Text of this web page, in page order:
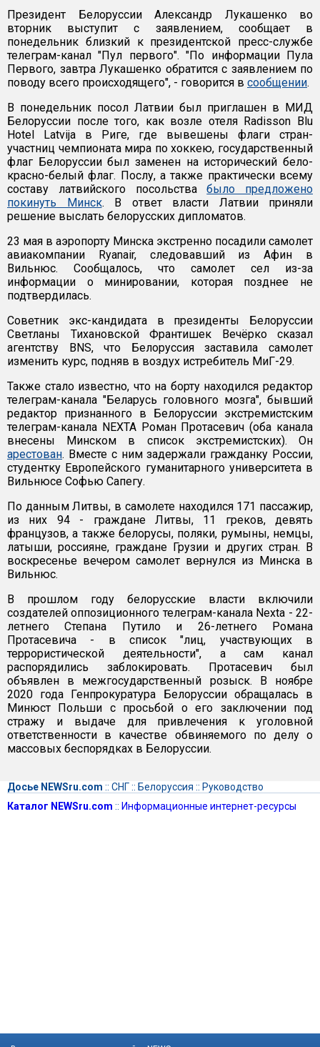
Президент Белоруссии Александр Лукашенко во
вторник выступит с заявлением, сообщает в
понедельник близкий к президентской пресс-службе
телеграм-канал "Пул первого". "По информации Пула
Первого, завтра Лукашенко обратится с заявлением по
поводу всего происходящего", - говорится в сообщении.
В понедельник посол Латвии был приглашен в МИД
Белоруссии после того, как возле отеля Radisson Blu
Hotel Latvija в Риге, где вывешены флаги стран-
участниц чемпионата мира по хоккею, государственный
флаг Белоруссии был заменен на исторический бело-
красно-белый флаг. Послу, а также практически всему
составу латвийского посольствабыло предложено
покинуть Минск. В ответ власти Латвии приняли
решение выслать белорусских дипломатов.
23 мая в аэропорту Минска экстренно посадили самолет
авиакомпании Ryanair, следовавший из Афин в
Вильнюс. Сообщалось, что самолет сел из-за
информации о минировании, которая позднее не
подтвердилась.
Советник экс-кандидата в президенты Белоруссии
Светланы Тихановской Франтишек Вечёрко сказал
агентству BNS, что Белоруссия заставила самолет
изменить курс, подняв в воздух истребитель МиГ-29.
Также стало известно, что на борту находился редактор
телеграм-канала "Беларусь головного мозга", бывший
редактор признанного в Белоруссии экстремистским
телеграм-канала NEXTA Роман Протасевич (оба канала
внесены Минском в список экстремистских). Он
арестован. Вместе с ним задержали гражданку России,
студентку Европейского гуманитарного университета в
Вильнюсе Софью Сапегу.
По данным Литвы, в самолете находился 171 пассажир,
из них 94 - граждане Литвы, 11 греков, девять
французов, а также белорусы, поляки, румыны, немцы,
латыши, россияне, граждане Грузии и других стран. В
воскресенье вечером самолет вернулся из Минска в
Вильнюс.
В прошлом году белорусские власти включили
создателей оппозиционного телеграм-канала Nexta - 22-
летнего Степана Путило и 26-летнего Романа
Протасевича - в список "лиц, участвующих в
террористической деятельности", а сам канал
распорядились заблокировать. Протасевич был
объявлен в межгосударственный розыск. В ноябре
2020 года Генпрокуратура Белоруссии обращалась в
Минюст Польши с просьбой о его заключении под
стражу и выдаче для привлечения к уголовной
ответственности в качестве обвиняемого по делу о
массовых беспорядках в Белоруссии.
Досье NEWSru.com :: СНГ:: Белоруссия :: Руководство
Каталог NEWSru.com :: Информационные интернет-ресурсы